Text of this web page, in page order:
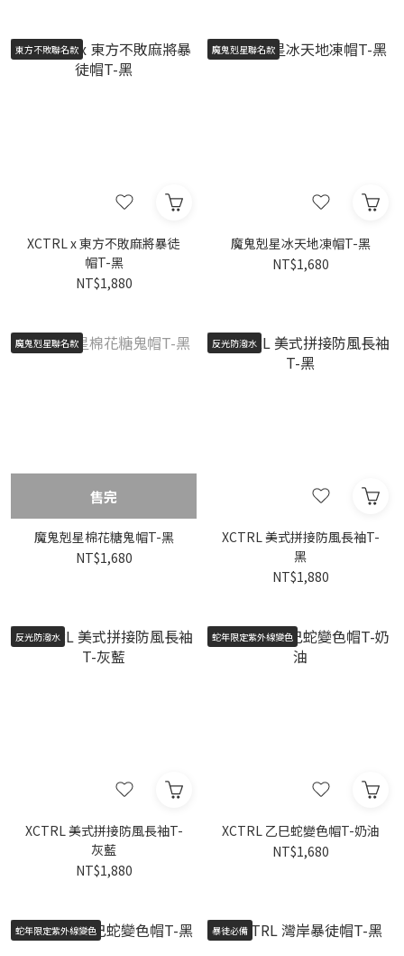
東方不敗聯名款
XCTRL x 東方不敗麻將暴徒
帽T-黑
NT$1,880
魔鬼剋星聯名款
魔鬼剋星冰天地凍帽T-黑
NT$1,680
魔鬼剋星聯名款
售完
魔鬼剋星棉花糖鬼帽T-黑
NT$1,680
反光防潑水
XCTRL 美式拼接防風長袖T-
黑
NT$1,880
反光防潑水
XCTRL 美式拼接防風長袖T-
灰藍
NT$1,880
蛇年限定紫外線變色
XCTRL 乙巳蛇變色帽T-奶油
NT$1,680
蛇年限定紫外線變色 暴徒必備